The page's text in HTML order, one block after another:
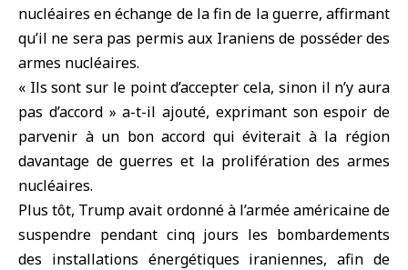
nucléairesen échange de la fin de la guerre, affirmant
qu’il ne sera pas permis aux Iraniens de posséder des
armes nucléaires.
« Ils sont sur le point d’accepter cela, sinon il n’y aura
pas d’accord » a-t-il ajouté, exprimant son espoir de
parvenir à un bon accord qui éviterait à la région
davantage de guerres et la prolifération des armes
nucléaires.
Plus tôt, Trump avait ordonné à l’armée américaine de
suspendre pendant cinq jours les bombardements
des installations énergétiques iraniennes, afin de